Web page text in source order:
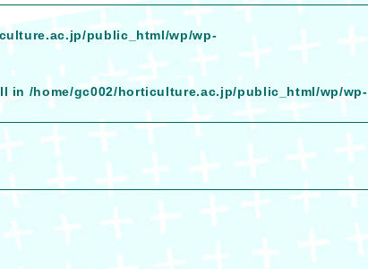
public_html/wp/wp-
in /home/gc002/horticulture.ac.jp/public_html/wp/wp-